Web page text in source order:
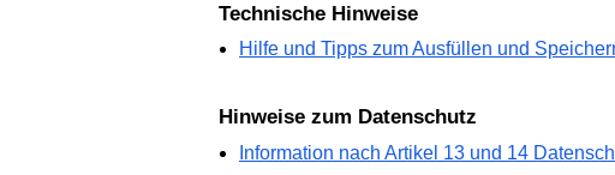
Technische Hinweise
Hilfe und Tipps zum Ausfüllen und
Hinweise zum Datenschutz
Information nach Artikel 13 und 14